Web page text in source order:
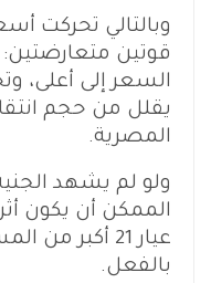
وبالتالي تحركت
قوتين
السعر إلى أعلى،
يقلل من حجم
المصرية.
ولو لم يشهد
الممكن أن يكون
عيار 21 أكبر
بالفعل.